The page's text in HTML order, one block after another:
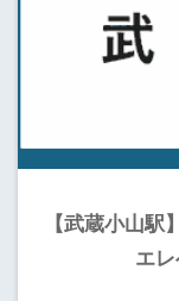
【武蔵小山駅
エ